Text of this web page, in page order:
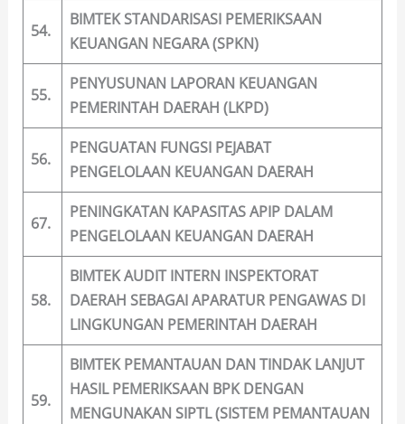
54.
BIMTEK STANDARISASI PEMERIKSAAN
KEUANGAN NEGARA (SPKN)
55.
PENYUSUNAN LAPORAN KEUANGAN
PEMERINTAH DAERAH (LKPD)
56.
PENGUATAN FUNGSI PEJABAT
PENGELOLAAN KEUANGAN DAERAH
67.
PENINGKATAN KAPASITAS APIP DALAM
PENGELOLAAN KEUANGAN DAERAH
58.
BIMTEK AUDIT INTERN INSPEKTORAT
DAERAH SEBAGAI APARATUR PENGAWAS DI
LINGKUNGAN PEMERINTAH DAERAH
59.
BIMTEK PEMANTAUAN DAN TINDAK LANJUT
HASIL PEMERIKSAAN BPK DENGAN
MENGUNAKAN SIPTL (SISTEM PEMANTAUAN